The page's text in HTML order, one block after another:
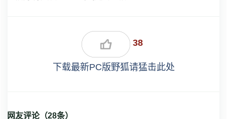
38
下载最新PC版野狐请猛击此处
网友评论（28条）